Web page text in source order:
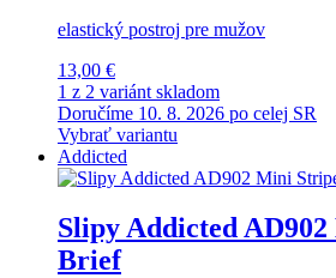
elastický postroj pre mužov
13,00 €
1 z 2 variánt skladom
Doručíme 10. 8. 2026 po celej SR
Vybrať variantu
Addicted
Slipy Addicted
Brief